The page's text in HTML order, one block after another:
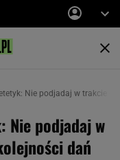
Nie podjadaj w trakcie
Nie podjadaj w
dań